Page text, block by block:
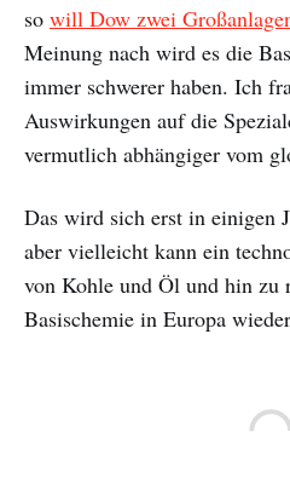
so will Dow zwei
Meinung nach wird es die
immer schwerer haben. Ich
Auswirkungen auf die
vermutlich abhängiger vom
Das wird sich erst in einigen
aber vielleicht kann ein
von Kohle und Öl und hin zu
Basischemie in Europa